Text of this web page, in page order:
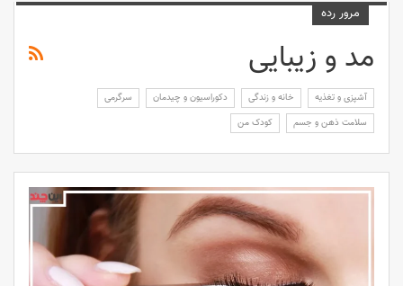
مرور رده
مد و زیبایی
آشپزی و تغذیه خانه و زندگی دکوراسیون و چیدمان
سرگرمی
سلامت ذهن و جسم
کودک من